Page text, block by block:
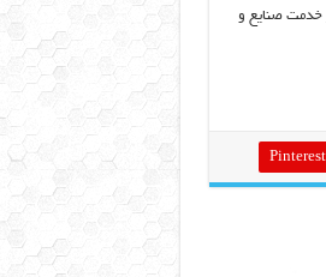
تولید است که در خدمت صنایع و
Pinterest